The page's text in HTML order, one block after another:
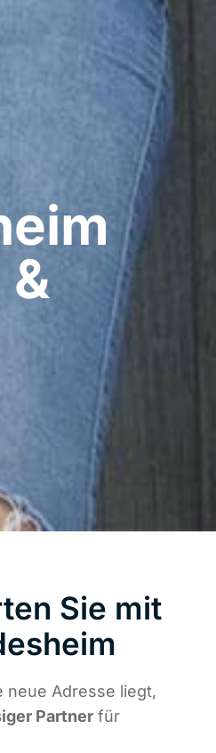
Sie mit
neue Adresse liegt,
Partner für